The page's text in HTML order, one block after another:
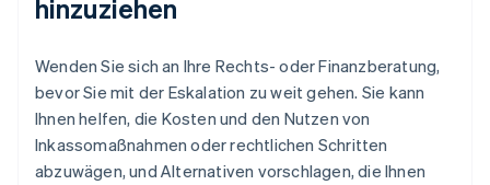
hinzuziehen
Wenden Sie sich an Ihre Rechts- oder Finanzberatung,
bevor Sie mit der Eskalation zu weit gehen. Sie kann
Ihnen helfen, die Kosten und den Nutzen von
Inkassomaßnahmen oder rechtlichen Schritten
abzuwägen, und Alternativen vorschlagen, die Ihnen